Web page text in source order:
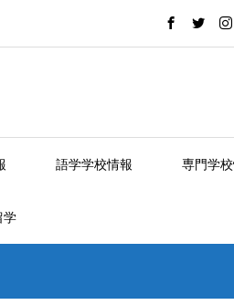
語学学校情報 専門学
学